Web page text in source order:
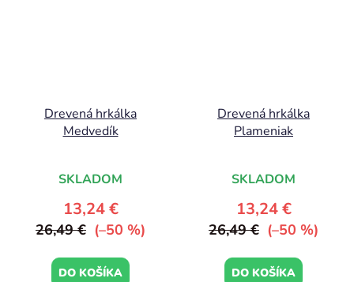
Drevená hrkálka
Medvedík
SKLADOM
13,24 €
26,49 € (–50 %)
DO KOŠÍKA
Drevená hrkálka
Plameniak
SKLADOM
13,24 €
26,49 € (–50 %)
DO KOŠÍKA